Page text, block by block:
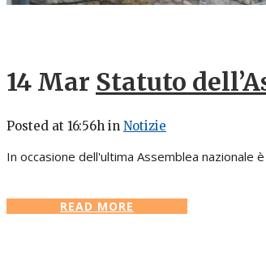
14 Mar Statuto
Posted at 16:56h in Notizie
In occasione dell'ultima Assemblea
READ MORE